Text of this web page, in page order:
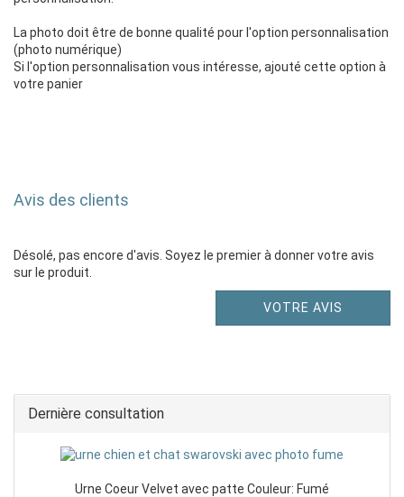
La photo doit être de bonne qualité pour l'option personnalisation
(photo numérique)
Si l'option personnalisation vous intéresse, ajouté cette option à
votre panier
Avis des clients
Désolé, pas encore d'avis. Soyez le premier à donner votre avis
sur le produit.
VOTRE AVIS
Dernière consultation
Urne Coeur Velvet avec patte Couleur: Fumé